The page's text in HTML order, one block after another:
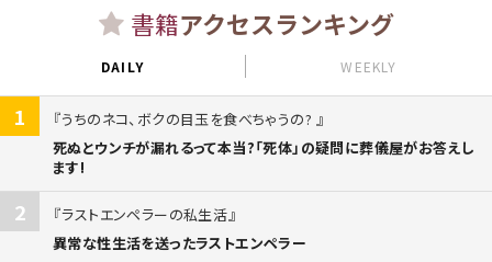
書籍アクセスランキング
DAILY WEEKLY
1
うちのネコ、ボクの目玉を食べちゃうの?
死ぬとウンチが漏れるって本当?「死体」の疑問に葬儀屋がお答えし
ます!
2
ラストエンペラーの私生活
異常な性生活を送ったラストエンペラー